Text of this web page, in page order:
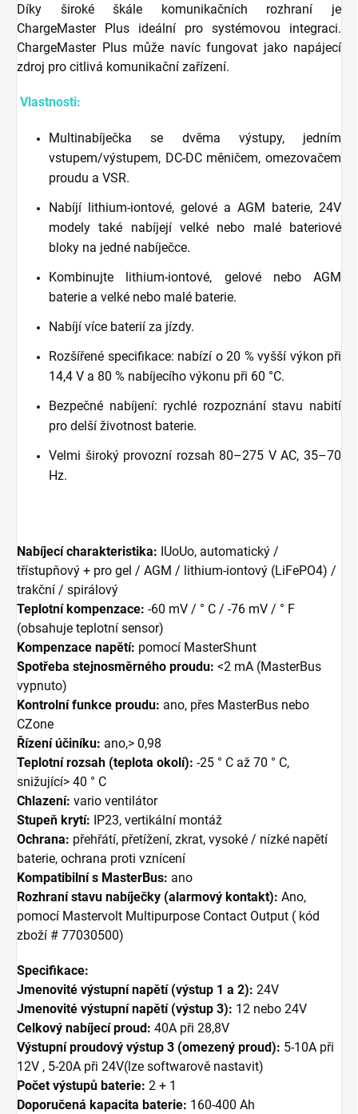
Díky široké škále komunikačních rozhraní je
ChargeMaster Plus ideální pro systémovou integraci.
ChargeMaster Plus může navíc fungovat jako napájecí
zdroj pro citlivá komunikační zařízení.
Vlastnosti:
Multinabíječka se dvěma výstupy, jedním
vstupem/výstupem, DC-DC měničem, omezovačem
proudu a VSR.
Nabíjí lithium-iontové, gelové a AGM baterie, 24V
modely také nabíjejí velké nebo malé bateriové
bloky na jedné nabíječce.
Kombinujte lithium-iontové, gelové nebo AGM
baterie a velké nebo malé baterie.
Nabíjí více baterií za jízdy.
Rozšířené specifikace: nabízí o 20 % vyšší výkon při
14,4 V a 80 % nabíjecího výkonu při 60 °C.
Bezpečné nabíjení: rychlé rozpoznání stavu nabití
pro delší životnost baterie.
Velmi široký provozní rozsah 80–275 V AC, 35–70
Hz.
Nabíjecí charakteristika: IUoUo, automatický /
třístupňový + pro gel / AGM / lithium-iontový (LiFePO4) /
trakční / spirálový
Teplotní kompenzace: -60 mV / ° C / -76 mV / ° F
(obsahuje teplotní sensor)
Kompenzace napětí: pomocí MasterShunt
Spotřeba stejnosměrného proudu: <2 mA (MasterBus
vypnuto)
Kontrolní funkce proudu: ano, přes MasterBus nebo
CZone
Řízení účiníku: ano,> 0,98
Teplotní rozsah (teplota okolí): -25 ° C až 70 ° C,
snižující> 40 ° C
Chlazení: vario ventilátor
Stupeň krytí: IP23, vertikální montáž
Ochrana: přehřátí, přetížení, zkrat, vysoké / nízké napětí
baterie, ochrana proti vznícení
Kompatibilní s MasterBus: ano
Rozhraní stavu nabíječky (alarmový kontakt): Ano,
pomocí Mastervolt Multipurpose Contact Output ( kód
zboží # 77030500)
Specifikace:
Jmenovité výstupní napětí (výstup 1 a 2): 24V
Jmenovité výstupní napětí (výstup 3): 12 nebo 24V
Celkový nabíjecí proud: 40A při 28,8V
Výstupní proudový výstup 3 (omezený proud): 5-10A při
12V , 5-20A při 24V(lze softwarově nastavit)
Počet výstupů baterie: 2 + 1
Doporučená kapacita baterie: 160-400 Ah